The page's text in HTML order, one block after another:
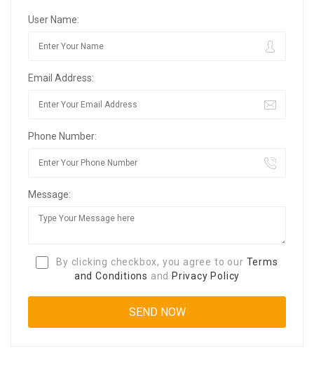
User Name:
Email Address:
Phone Number:
Message:
By clicking checkbox, you agree to our Terms
and Conditions and Privacy Policy